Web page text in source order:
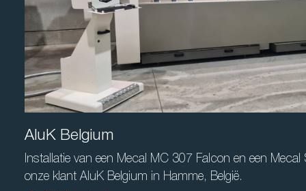
AluK Belgium
Installatie van een Mecal MC 307 Falcon en een
onze klant AluK Belgium in Hamme, België.